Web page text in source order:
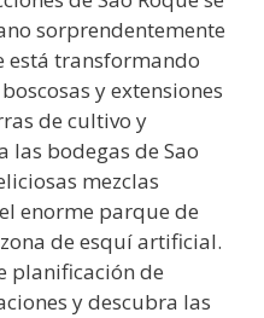
sorprendentemente
está transformando
y extensiones
de cultivo y
las bodegas de Sao
mezclas
enorme parque de
de esquí artificial.
planificación de
y descubra las